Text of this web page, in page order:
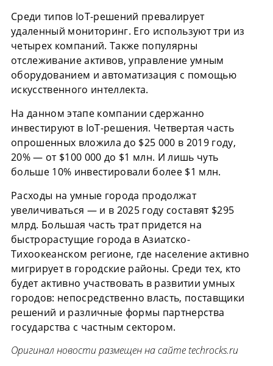
Среди типов IoT-решений превалирует
удаленный мониторинг. Его используют три из
четырех компаний. Также популярны
отслеживание активов, управление умным
оборудованием и автоматизация с помощью
искусственного интеллекта.
На данном этапе компании сдержанно
инвестируют в IoT-решения. Четвертая часть
опрошенных вложила до $25 000 в 2019 году,
20% — от $100 000 до $1 млн. И лишь чуть
больше 10% инвестировали более $1 млн.
Расходы на умные города продолжат
увеличиваться — и в 2025 году составят $295
млрд. Большая часть трат придется на
быстрорастущие города в Азиатско-
Тихоокеанском регионе, где население активно
мигрирует в городские районы. Среди тех, кто
будет активно участвовать в развитии умных
городов: непосредственно власть, поставщики
решений и различные формы партнерства
государства с частным сектором.
Оригинал новости размещен на сайте techrocks.ru